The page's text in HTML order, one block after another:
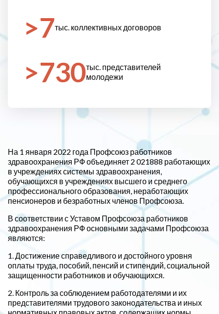
>7тыс. коллективных договоров
>730тыс. представителей
молодежи
На 1 января 2022 года Профсоюз работников
здравоохранения РФ объединяет 2 021888 работающих
в учреждениях системы здравоохранения,
обучающихся в учреждениях высшего и среднего
профессионального образования, неработающих
пенсионеров и безработных членов Профсоюза.
В соответствии с Уставом Профсоюза работников
здравоохранения РФ основными задачами Профсоюза
являются:
1. Достижение справедливого и достойного уровня
оплаты труда, пособий, пенсий и стипендий, социальной
защищенности работников и обучающихся.
2. Контроль за соблюдением работодателями и их
представителями трудового законодательства и иных